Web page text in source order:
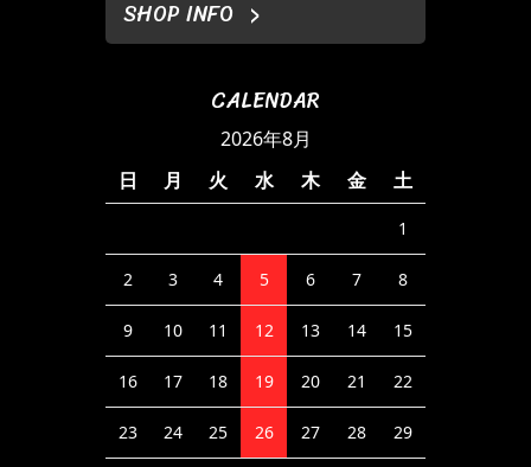
SHOP INFO
CALENDAR
2026年8月
日
月 火 水 木 金 土
1
2 3 4 5 6 7 8
9 10 11 12 13 14 15
16 17 18 19 20 21 22
23 24 25 26 27 28 29